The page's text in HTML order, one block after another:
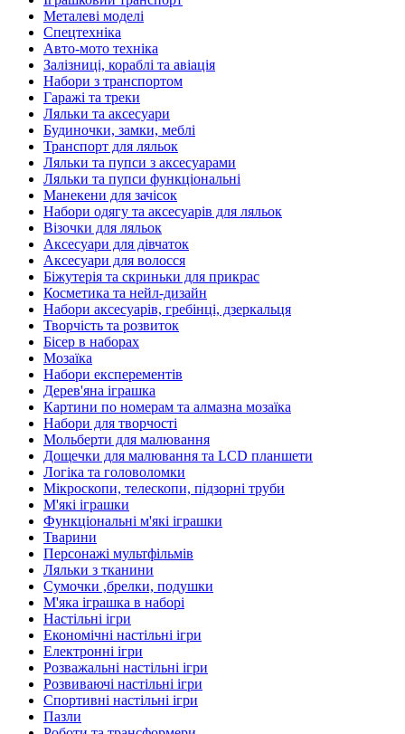
Металеві моделі
Спецтехніка
Авто-мото техніка
Залізниці, кораблі та авіація
Набори з транспортом
Гаражі та треки
Ляльки та аксесуари
Будиночки, замки, меблі
Транспорт для ляльок
Ляльки та пупси з аксесуарами
Ляльки та пупси функціональні
Манекени для зачісок
Набори одягу та аксесуарів для ляльок
Візочки для ляльок
Аксесуари для дівчаток
Аксесуари для волосся
Біжутерія та скриньки для прикрас
Косметика та нейл-дизайн
Набори аксесуарів, гребінці, дзеркальця
Творчість та розвиток
Бісер в наборах
Мозаїка
Набори експерементів
Дерев'яна іграшка
Картини по номерам та алмазна мозаїка
Набори для творчості
Мольберти для малювання
Дощечки для малювання та LCD планшети
Логіка та головоломки
Мікроскопи, телескопи, підзорні труби
М'які іграшки
Функціональні м'які іграшки
Тварини
Персонажі мультфільмів
Ляльки з тканини
Сумочки ,брелки, подушки
М'яка іграшка в наборі
Настільні ігри
Економічні настільні ігри
Електронні ігри
Розважальні настільні ігри
Розвиваючі настільні ігри
Спортивні настільні ігри
Пазли